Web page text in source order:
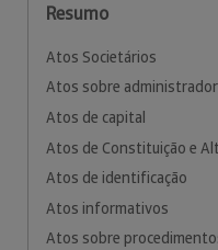
Resumo
Atos Societários
Atos sobre
Atos de capital
Atos de Constituição e
Atos de identificação
Atos informativos
Atos sobre